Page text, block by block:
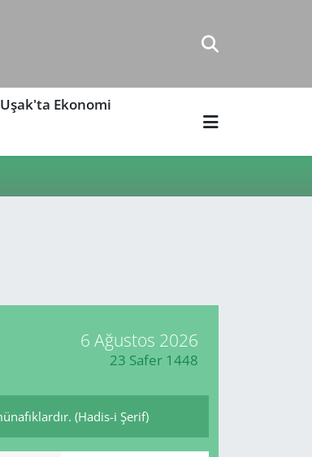
Uşak'ta Ekonomi
6 Ağustos 2026
23 Safer 1448
(Hadis-i Şerif)